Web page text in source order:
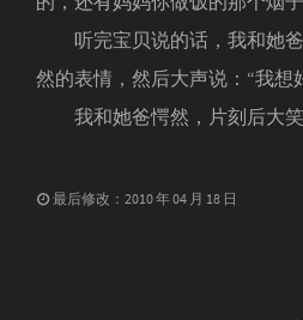
听完宝贝说的话，我和她爸
然的表情，然后大声说：“我
我和她爸愕然，片刻后大笑
最后修改：2010 年 04 月 18 日